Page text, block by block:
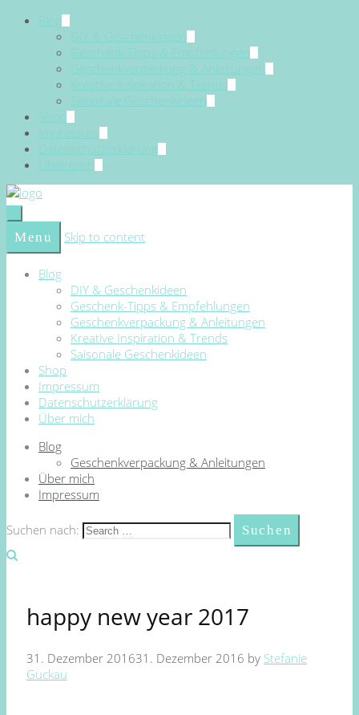
Blog
DIY & Geschenkideen
Geschenk-Tipps & Empfehlungen
Geschenkverpackung & Anleitungen
Kreative Inspiration & Trends
Saisonale Geschenkideen
Shop
Impressum
Datenschutzerklärung
Über mich
Menu Skip to content
Blog
DIY & Geschenkideen
Geschenk-Tipps & Empfehlungen
Geschenkverpackung & Anleitungen
Kreative Inspiration & Trends
Saisonale Geschenkideen
Shop
Impressum
Datenschutzerklärung
Über mich
Blog
Geschenkverpackung & Anleitungen
Über mich
Impressum
Suchen nach:
happy new year 2017
31. Dezember 201631. Dezember 2016 by Stefanie
Guckau